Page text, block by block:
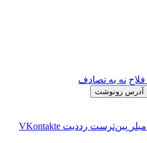
فلاح نه به تصادف
آدرس رونوشت
‫پین‌ترست ‫رددیت ‫VKontakte